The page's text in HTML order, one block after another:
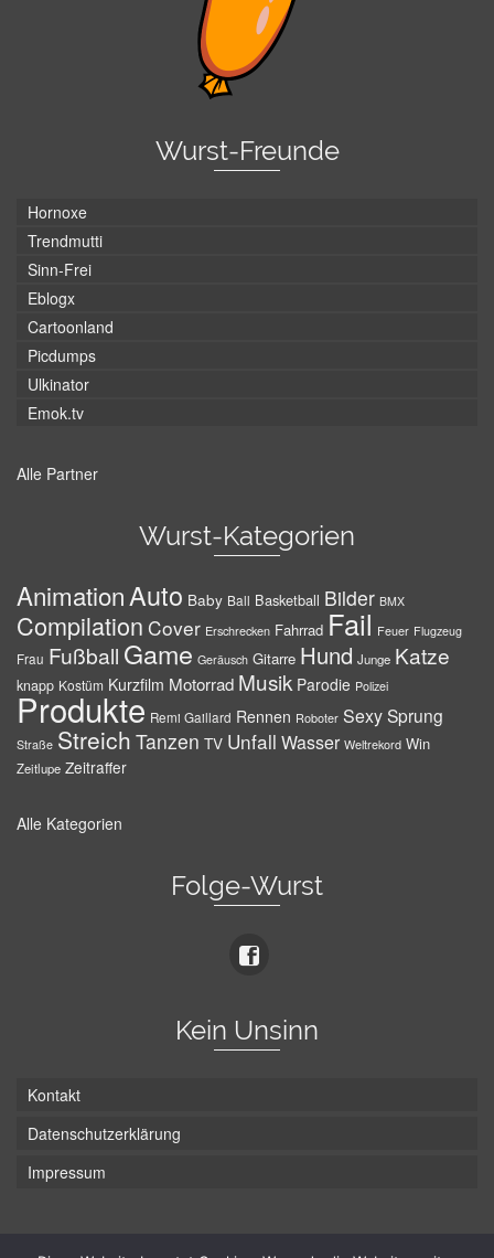
Wurst-Freunde
Hornoxe
Trendmutti
Sinn-Frei
Eblogx
Cartoonland
Picdumps
Ulkinator
Emok.tv
Alle Partner
Wurst-Kategorien
AnimationAuto Baby Ball Basketball Bilder BMX
Compilation Cover Erschrecken Fahrrad Fail Feuer Flugzeug
Frau Fußball Game Geräusch Gitarre Hund Junge Katze
knapp Kostüm Kurzfilm Motorrad Musik Parodie Polizei
Produkte Remi Gaillard Rennen Roboter SexySprung
Straße Streich Tanzen TV Unfall Wasser Weltrekord Win
Zeitlupe Zeitraffer
Alle Kategorien
Folge-Wurst
Kein Unsinn
Kontakt
Datenschutzerklärung
Impressum